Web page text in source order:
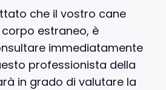
che il vostro cane
estraneo, è
immediatamente
professionista della
in grado di valutare la